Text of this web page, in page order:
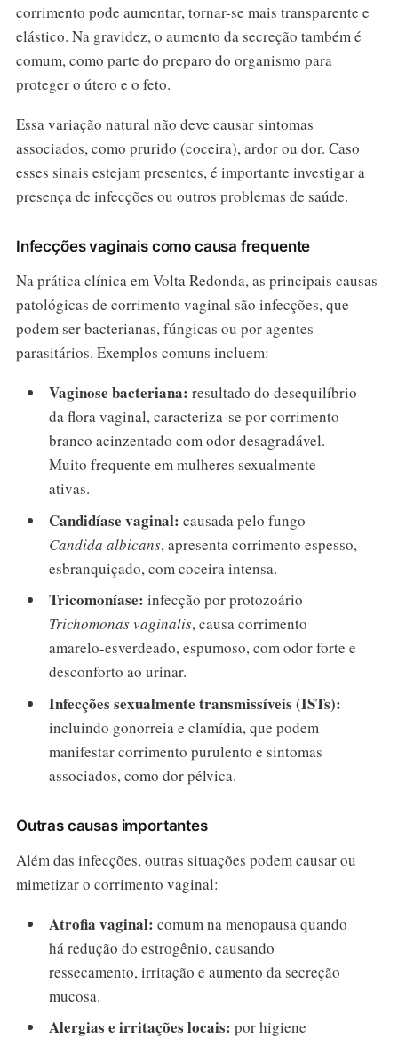
corrimento pode aumentar, tornar-se mais transparente e
elástico. Na gravidez, o aumento da secreção também é
comum, como parte do preparo do organismo para
proteger o útero e o feto.
Essa variação natural não deve causar sintomas
associados, como prurido (coceira), ardor ou dor. Caso
esses sinais estejam presentes, é importante investigar a
presença de infecções ou outros problemas de saúde.
Infecções vaginais como causa frequente
Na prática clínica em Volta Redonda, as principais causas
patológicas de corrimento vaginal são infecções, que
podem ser bacterianas, fúngicas ou por agentes
parasitários. Exemplos comuns incluem:
Vaginose bacteriana: resultado do desequilíbrio
da flora vaginal, caracteriza-se por corrimento
branco acinzentado com odor desagradável.
Muito frequente em mulheres sexualmente
ativas.
Candidíase vaginal: causada pelo fungo
Candida albicans, apresenta corrimento espesso,
esbranquiçado, com coceira intensa.
Tricomoníase: infecção por protozoário
Trichomonas vaginalis, causa corrimento
amarelo-esverdeado, espumoso, com odor forte e
desconforto ao urinar.
Infecções sexualmente transmissíveis (ISTs):
incluindo gonorreia e clamídia, que podem
manifestar corrimento purulento e sintomas
associados, como dor pélvica.
Outras causas importantes
Além das infecções, outras situações podem causar ou
mimetizar o corrimento vaginal:
Atrofia vaginal: comum na menopausa quando
há redução do estrogênio, causando
ressecamento, irritação e aumento da secreção
mucosa.
Alergias e irritações locais: por higiene